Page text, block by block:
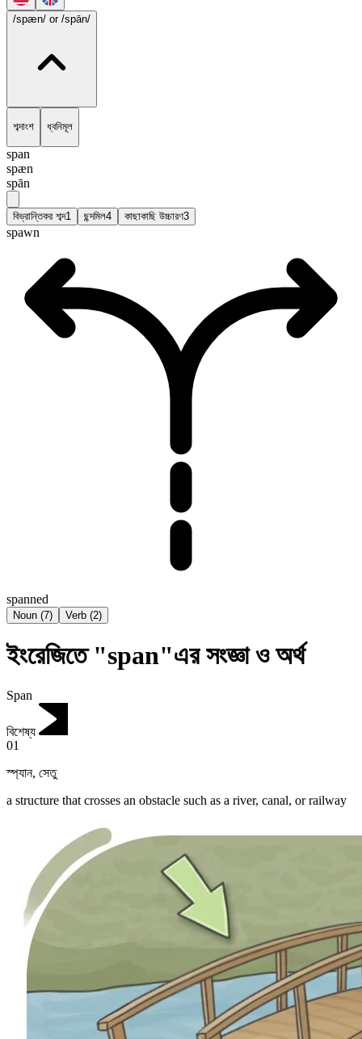
/spæn/ or /spān/
শব্দাংশ ধ্বনিমূল
span
spæn
spān
বিভ্রান্তিকর শব্দ1 ছন্দমিল4 কাছাকাছি উচ্চারণ3
spawn
spanned
Noun (7) Verb (2)
ইংরেজিতে "span"এর সংজ্ঞা ও অর্থ
Span
বিশেষ্য
01
স্প্যান, সেতু
a structure that crosses an obstacle such as a river, canal, or railway